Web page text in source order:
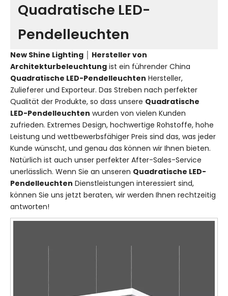
Quadratische LED-
Pendelleuchten
New Shine Lighting │ Hersteller von
Architekturbeleuchtung ist ein führender China
Quadratische LED-Pendelleuchten Hersteller,
Zulieferer und Exporteur. Das Streben nach perfekter
Qualität der Produkte, so dass unsere Quadratische
LED-Pendelleuchten wurden von vielen Kunden
zufrieden. Extremes Design, hochwertige Rohstoffe, hohe
Leistung und wettbewerbsfähiger Preis sind das, was jeder
Kunde wünscht, und genau das können wir Ihnen bieten.
Natürlich ist auch unser perfekter After-Sales-Service
unerlässlich. Wenn Sie an unseren Quadratische LED-
Pendelleuchten Dienstleistungen interessiert sind,
können Sie uns jetzt beraten, wir werden Ihnen rechtzeitig
antworten!